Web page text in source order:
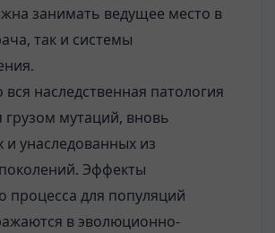
занимать ведущее место в
так и системы
вся наследственная патология
грузом мутаций, вновь
унаследованных из
Эффекты
процесса для популяций
в эволюционно-